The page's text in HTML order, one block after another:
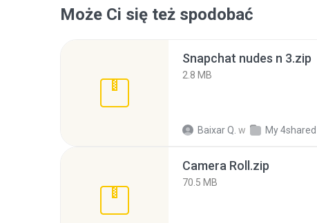
Może Ci się też spodobać
Snapchat nudes n 3.zip
2.8 MB
Baixar Q. w My 4shared
Camera Roll.zip
70.5 MB